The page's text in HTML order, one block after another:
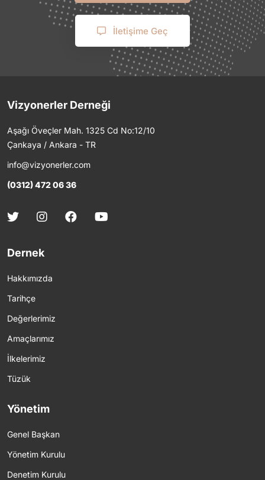
İletişime Geç
Vizyonerler Derneği
Aşağı Öveçler Mah. 1325 Cd No:12/10
Çankaya / Ankara - TR
info@vizyonerler.com
(0312) 472 06 36
Dernek
Hakkımızda
Tarihçe
Değerlerimiz
Amaçlarımız
İlkelerimiz
Tüzük
Yönetim
Genel Başkan
Yönetim Kurulu
Denetim Kurulu